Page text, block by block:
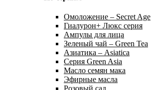
Омоложение – Secret Age
Гиалурон+ Люкс серия
Ампулы для лица
Зеленый чай – Green Tea
Азиатика – Asiatica
Серия Green Asia
Масло семян мака
Эфирные масла